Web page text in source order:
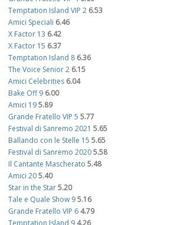
Temptation Island VIP 2 6.53
Amici Speciali 6.46
X Factor 13 6.42
X Factor 15 6.37
Temptation Island 8 6.36
The Voice Senior 2 6.15
Amici Celebrities 6.04
Bake Off 9 6.00
Amici 195.89
Grande Fratello VIP 5 5.77
Festival di Sanremo 2021 5.65
Ballando con le Stelle 15 5.65
Festival di Sanremo 20205.58
Il Cantante Mascherato 5.48
Amici 205.40
Star in the Star5.20
Tale e Quale Show 95.16
Grande Fratello VIP 6 4.79